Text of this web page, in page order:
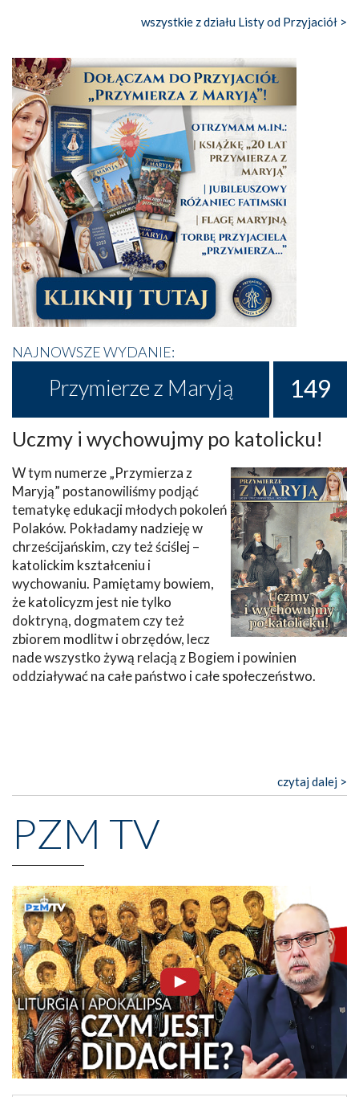
wszystkie z działu Listy od Przyjaciół >
NAJNOWSZE WYDANIE:
Przymierze z Maryją 149
Uczmy i wychowujmy po katolicku!
W tym numerze „Przymierza z
Maryją” postanowiliśmy podjąć
tematykę edukacji młodych pokoleń
Polaków. Pokładamy nadzieję w
chrześcijańskim, czy też ściślej –
katolickim kształceniu i
wychowaniu. Pamiętamy bowiem,
że katolicyzm jest nie tylko
doktryną, dogmatem czy też
zbiorem modlitw i obrzędów, lecz
nade wszystko żywą relacją z Bogiem i powinien
oddziaływać na całe państwo i całe społeczeństwo.
czytaj dalej >
PZM TV